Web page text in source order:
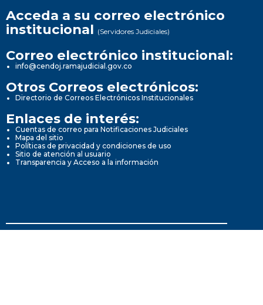
Acceda a su correo electrónico
institucional (Servidores Judiciales)
Correo electrónico institucional:
info@cendoj.ramajudicial.gov.co
Otros Correos electrónicos:
Directorio de Correos Electrónicos Institucionales
Enlaces de interés:
Cuentas de correo para Notificaciones Judiciales
Mapa del sitio
Políticas de privacidad y condiciones de uso
Sitio de atención al usuario
Transparencia y Acceso a la información